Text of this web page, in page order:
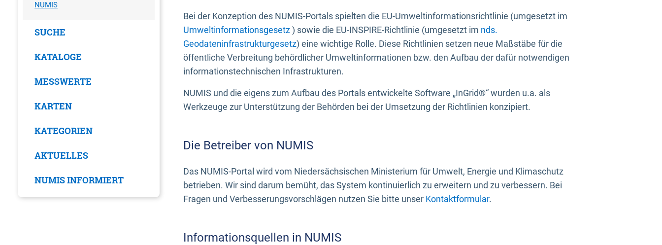
NUMIS
SUCHE
KATALOGE
MESSWERTE
KARTEN
KATEGORIEN
AKTUELLES
NUMIS INFORMIERT
Bei der Konzeption des NUMIS-Portals spielten die EU-Umweltinformationsrichtlinie (umgesetzt im
Umweltinformationsgesetz) sowie die EU-INSPIRE-Richtlinie (umgesetzt im nds.
Geodateninfrastrukturgesetz) eine wichtige Rolle. Diese Richtlinien setzen neue Maßstäbe für die
öffentliche Verbreitung behördlicher Umweltinformationen bzw. den Aufbau der dafür notwendigen
informationstechnischen Infrastrukturen.
NUMIS und die eigens zum Aufbau des Portals entwickelte Software „InGrid®“ wurden u.a. als
Werkzeuge zur Unterstützung der Behörden bei der Umsetzung der Richtlinien konzipiert.
Die Betreiber von NUMIS
Das NUMIS-Portal wird vom Niedersächsischen Ministerium für Umwelt, Energie und Klimaschutz
betrieben. Wir sind darum bemüht, das System kontinuierlich zu erweitern und zu verbessern. Bei
Fragen und Verbesserungsvorschlägen nutzen Sie bitte unser Kontaktformular.
Informationsquellen in NUMIS